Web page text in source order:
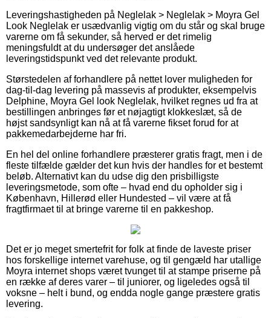
Leveringshastigheden på Neglelak > Neglelak > Moyra Gel
Look Neglelak er usædvanlig vigtig om du står og skal bruge
varerne om få sekunder, så herved er det rimelig
meningsfuldt at du undersøger det anslåede
leveringstidspunkt ved det relevante produkt.
Størstedelen af forhandlere på nettet lover muligheden for
dag-til-dag levering på massevis af produkter, eksempelvis
Delphine, Moyra Gel look Neglelak, hvilket regnes ud fra at
bestillingen anbringes før et nøjagtigt klokkeslæt, så de
højst sandsynligt kan nå at få varerne fikset forud for at
pakkemedarbejderne har fri.
En hel del online forhandlere præsterer gratis fragt, men i de
fleste tilfælde gælder det kun hvis der handles for et bestemt
beløb. Alternativt kan du udse dig den prisbilligste
leveringsmetode, som ofte – hvad end du opholder sig i
København, Hillerød eller Hundested – vil være at få
fragtfirmaet til at bringe varerne til en pakkeshop.
Det er jo meget smertefrit for folk at finde de laveste priser
hos forskellige internet varehuse, og til gengæld har utallige
Moyra internet shops været tvunget til at stampe priserne på
en række af deres varer – til juniorer, og ligeledes også til
voksne – helt i bund, og endda nogle gange præstere gratis
levering.